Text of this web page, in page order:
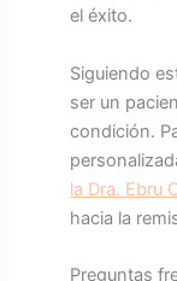
el éxito.
Siguiendo
ser un
condición.
la Dra. Ebru
hacia la
Preguntas